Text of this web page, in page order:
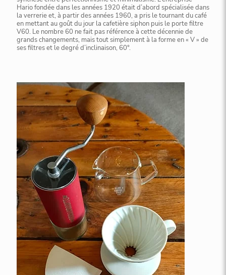
Hario fondée dans les années 1920 était d’abord spécialisée dans
la verrerie et, à partir des années 1960, a pris le tournant du café
en mettant au goût du jour la cafetière siphon puis le porte filtre
V60. Le nombre 60 ne fait pas référence à cette décennie de
grands changements, mais tout simplement à la forme en « V » de
ses filtres et le degré d’inclinaison, 60°.